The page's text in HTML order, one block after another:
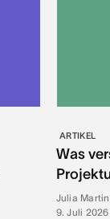
ARTIKEL
Was
Julia
9. Juli 2026